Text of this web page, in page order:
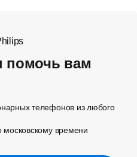
помочь вам
телефонов из любого
времени